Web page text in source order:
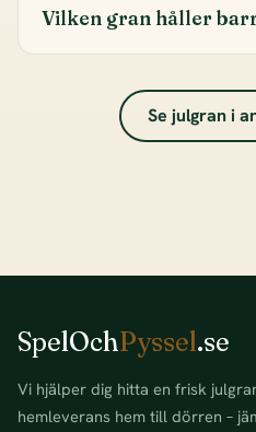
Vilken gran håller
Se julgran i
SpelOchPyssel.se
Vi hjälper dig hitta en frisk
hemleverans hem till dörren –